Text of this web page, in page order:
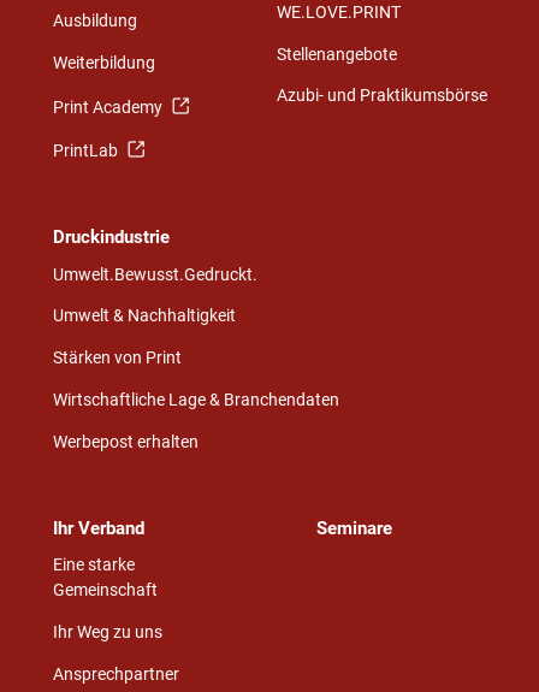
Ausbildung
Weiterbildung
Print Academy
PrintLab
WE.LOVE.PRINT
Stellenangebote
Azubi- und Praktikumsbörse
Druckindustrie
Umwelt.Bewusst.Gedruckt.
Umwelt & Nachhaltigkeit
Stärken von Print
Wirtschaftliche Lage & Branchendaten
Werbepost erhalten
Ihr Verband
Eine starke
Gemeinschaft
Ihr Weg zu uns
Ansprechpartner
Seminare